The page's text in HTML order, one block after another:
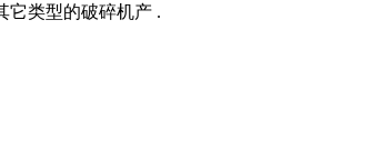
它类型的破碎机产 .